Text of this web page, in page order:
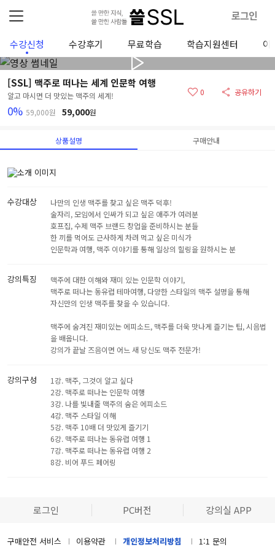
로그인
수강신청 수강후기 무료학습 학습지원센터 이
[SSL] 맥주로 떠나는 세계 인문학 여행
알고 마시면 더 맛있는 맥주의 세계!
0% 59,000원 59,000원
0 공유하기
상품설명 구매안내
수강대상
나만의 인생 맥주를 찾고 싶은 맥주 덕후!
술자리, 모임에서 인싸가 되고 싶은 애주가 여러분
호프집, 수제 맥주 브랜드 창업을 준비하시는 분들
한 끼를 먹어도 근사하게 차려 먹고 싶은 미식가
인문학과 여행, 맥주 이야기를 통해 일상의 힐링을 원하시는 분
강의특징
맥주에 대한 이해와 재미 있는 인문학 이야기,
맥주로 떠나는 동유럽 테마여행, 다양한 스타일의 맥주 설명을 통해
자신만의 인생 맥주를 찾을 수 있습니다.
맥주에 숨겨진 재미있는 에피소드, 맥주를 더욱 맛나게 즐기는 팁, 시음법
을 배웁니다.
강의가 끝날 즈음이면 어느 새 당신도 맥주 전문가!
강의구성
1강. 맥주, 그것이 알고 싶다
2강. 맥주로 떠나는 인문학 여행
3강. 나를 빛내줄 맥주의 숨은 에피소드
4강. 맥주 스타일 이해
5강. 맥주 10배 더 맛있게 즐기기
6강. 맥주로 떠나는 동유럽 여행 1
7강. 맥주로 떠나는 동유럽 여행 2
8강. 비어 푸드 페어링
로그인 PC버전 강의실 APP
구매안전 서비스 이용약관 개인정보처리방침 1:1 문의